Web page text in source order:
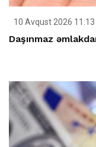
10 Avqust 2026 11:13
Daşınmaz